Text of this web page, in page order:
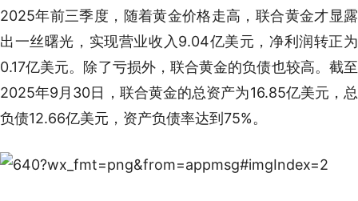
2025年前三季度，随着黄金价格走高，联合黄金才显露
出一丝曙光，实现营业收入9.04亿美元，净利润转正为
0.17亿美元。除了亏损外，联合黄金的负债也较高。截至
2025年9月30日，联合黄金的总资产为16.85亿美元，总
负债12.66亿美元，资产负债率达到75%。